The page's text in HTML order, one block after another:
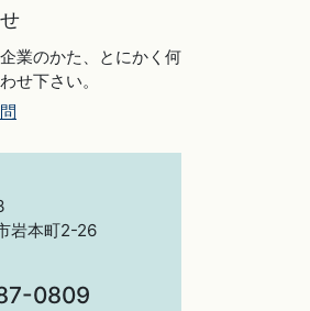
業のかた、とにかく何
せ下さい。
岩本町2-26
0809